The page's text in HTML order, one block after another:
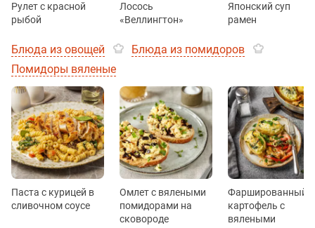
Рулет с красной
рыбой
Лосось
«Веллингтон»
Японский суп
рамен
Блюда из овощей
Блюда из помидоров
Помидоры вяленые
Паста с курицей в
сливочном соусе
Омлет с вялеными
помидорами на
сковороде
Фаршированный
картофель с
вялеными